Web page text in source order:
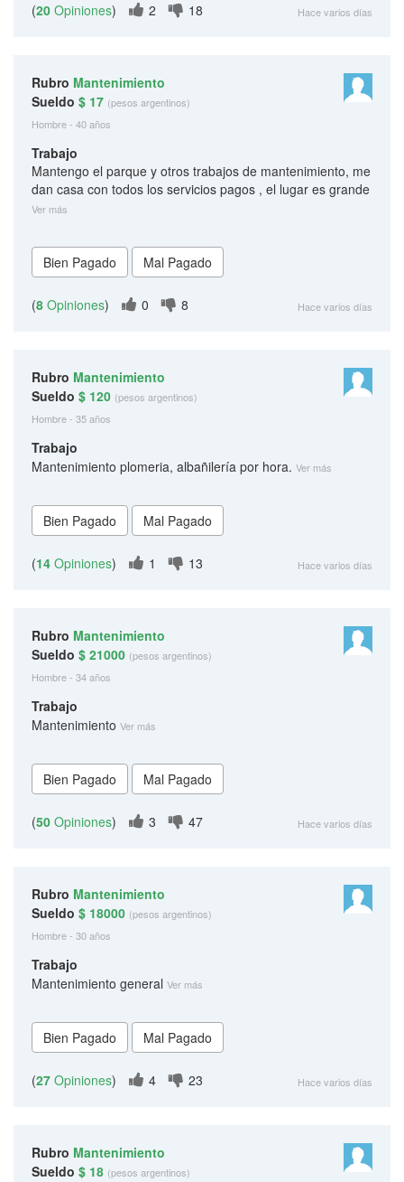
(20 Opiniones) 2 18 Hace varios días
Rubro Mantenimiento
Sueldo $ 17 (pesos argentinos)
Hombre - 40 años
Trabajo
Mantengo el parque y otros trabajos de mantenimiento, me
dan casa con todos los servicios pagos , el lugar es grande
Ver más
(8 Opiniones) 0 8 Hace varios días
Rubro Mantenimiento
Sueldo $ 120 (pesos argentinos)
Hombre - 35 años
Trabajo
Mantenimiento plomeria, albañilería por hora. Ver más
(14 Opiniones) 1 13 Hace varios días
Rubro Mantenimiento
Sueldo $ 21000 (pesos argentinos)
Hombre - 34 años
Trabajo
Mantenimiento Ver más
(50 Opiniones) 3 47 Hace varios días
Rubro Mantenimiento
Sueldo $ 18000 (pesos argentinos)
Hombre - 30 años
Trabajo
Mantenimiento general Ver más
(27 Opiniones) 4 23 Hace varios días
Rubro Mantenimiento
Sueldo $ 18 (pesos argentinos)